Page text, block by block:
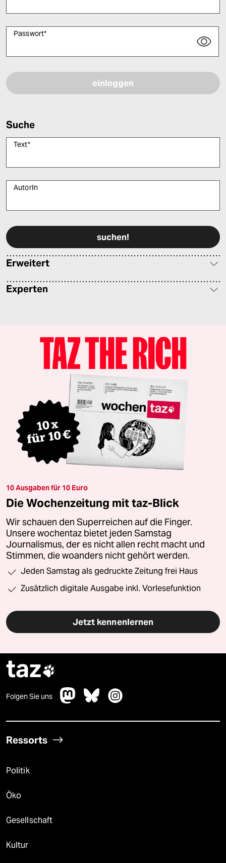
Passwort*
Suche
Text*
AutorIn
Erweitert
Experten
10 Ausgaben für 10 Euro
Die Wochenzeitung mit taz-Blick
Wir schauen den Superreichen auf die Finger.
Unsere wochentaz bietet jeden Samstag
Journalismus, der es nicht allen recht macht und
Stimmen, die woanders nicht gehört werden.
Jeden Samstag als gedruckte Zeitung frei Haus
Zusätzlich digitale Ausgabe inkl. Vorlesefunktion
Jetzt kennenlernen
taz
Folgen Sie uns
Ressorts
Politik
Öko
Gesellschaft
Kultur